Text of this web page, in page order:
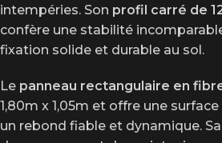
intempéries. Son profil carré de
confère une stabilité
fixation solide et durable au sol.
Le panneau rectangulaire en
1,80m x 1,05m et offre une
un rebond fiable et dynamique.